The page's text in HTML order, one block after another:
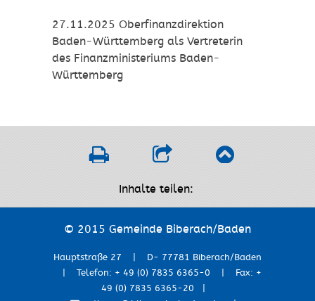
27.11.2025 Oberfinanzdirektion
Baden-Württemberg als Vertreterin
des Finanzministeriums Baden-
Württemberg
Inhalte teilen:
© 2015 Gemeinde Biberach/Baden
Hauptstraße 27 | D- 77781 Biberach/Baden
| Telefon: + 49 (0) 7835 6365-0 | Fax: +
49 (0) 7835 6365-20 |